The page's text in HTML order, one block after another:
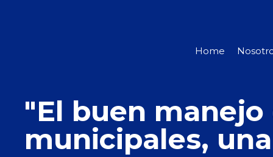
Home
"El buen
municipales,